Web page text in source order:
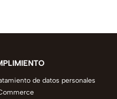
de datos personales